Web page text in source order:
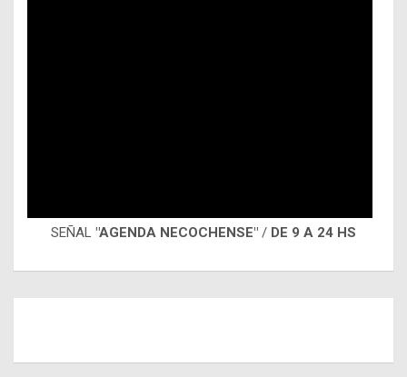
SEÑAL "AGENDA NECOCHENSE" / DE 9 A 24 HS